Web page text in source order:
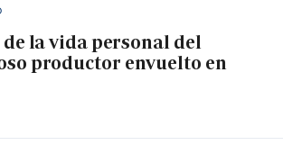
la vida personal del
productor envuelto en